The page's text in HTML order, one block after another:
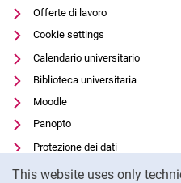
This website uses only
Offerte di lavoro
Cookie settings
Calendario universitario
Biblioteca universitaria
Moodle
Panopto
Protezione dei dati
Accessibilità